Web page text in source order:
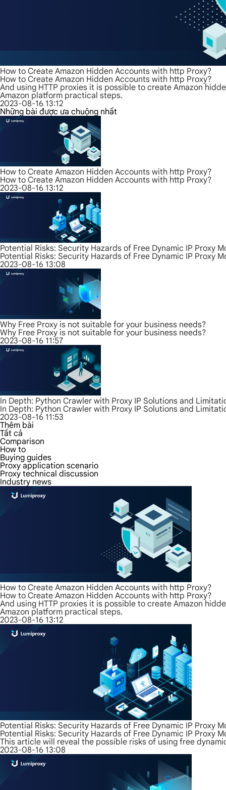
How to Create Amazon Hidden Accounts with http Proxy?
How to Create Amazon Hidden Accounts with http Proxy?
And using HTTP proxies it is possible to create Amazon
Amazon platform practical steps.
2023-08-16 13:12
Những bài được ưa chuộng nhất
How to Create Amazon Hidden Accounts with http Proxy?
How to Create Amazon Hidden Accounts with http Proxy?
2023-08-16 13:12
Potential Risks: Security Hazards of Free Dynamic IP Proxy
Potential Risks: Security Hazards of Free Dynamic IP Proxy
2023-08-16 13:08
Why Free Proxy is not suitable for your business needs?
Why Free Proxy is not suitable for your business needs?
2023-08-16 11:57
In Depth: Python Crawler with Proxy IP Solutions and
In Depth: Python Crawler with Proxy IP Solutions and
2023-08-16 11:53
Thêm bài
Tất cả
Comparison
How to
Buying guides
Proxy application scenario
Proxy technical discussion
Industry news
How to Create Amazon Hidden Accounts with http Proxy?
How to Create Amazon Hidden Accounts with http Proxy?
And using HTTP proxies it is possible to create Amazon
Amazon platform practical steps.
2023-08-16 13:12
Potential Risks: Security Hazards of Free Dynamic IP Proxy
Potential Risks: Security Hazards of Free Dynamic IP Proxy
This article will reveal the possible risks of using free
2023-08-16 13:08